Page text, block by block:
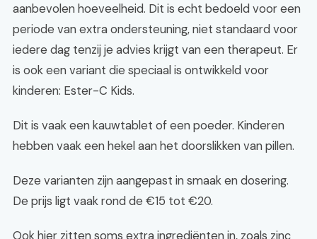
aanbevolen hoeveelheid. Dit is echt bedoeld voor een
periode van extra ondersteuning, niet standaard voor
iedere dag tenzij je advies krijgt van een therapeut. Er
is ook een variant die speciaal is ontwikkeld voor
kinderen: Ester-C Kids.
Dit is vaak een kauwtablet of een poeder. Kinderen
hebben vaak een hekel aan het doorslikken van pillen.
Deze varianten zijn aangepast in smaak en dosering.
De prijs ligt vaak rond de €15 tot €20.
Ook hier zitten soms extra ingrediënten in, zoals zinc